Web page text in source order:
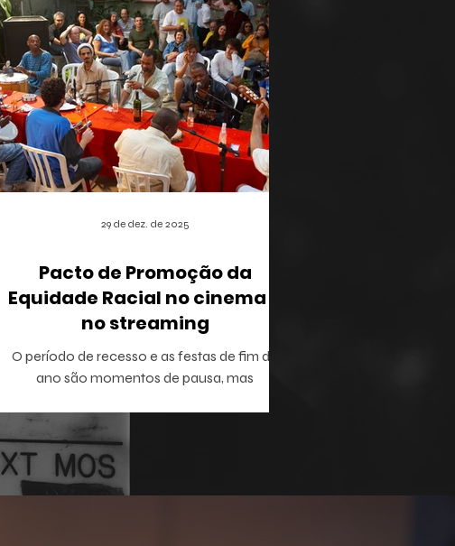
Pacto de Promoção da
Equidade Racial no cinema e
no streaming
O período de recesso e as festas de fim de
ano são momentos de pausa, mas
aprofundar o repertório sobre temas que
dominam a agenda social e corporativa.
29 de dez. de 2025